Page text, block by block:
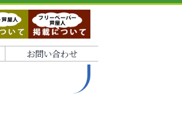
お問い合わせ